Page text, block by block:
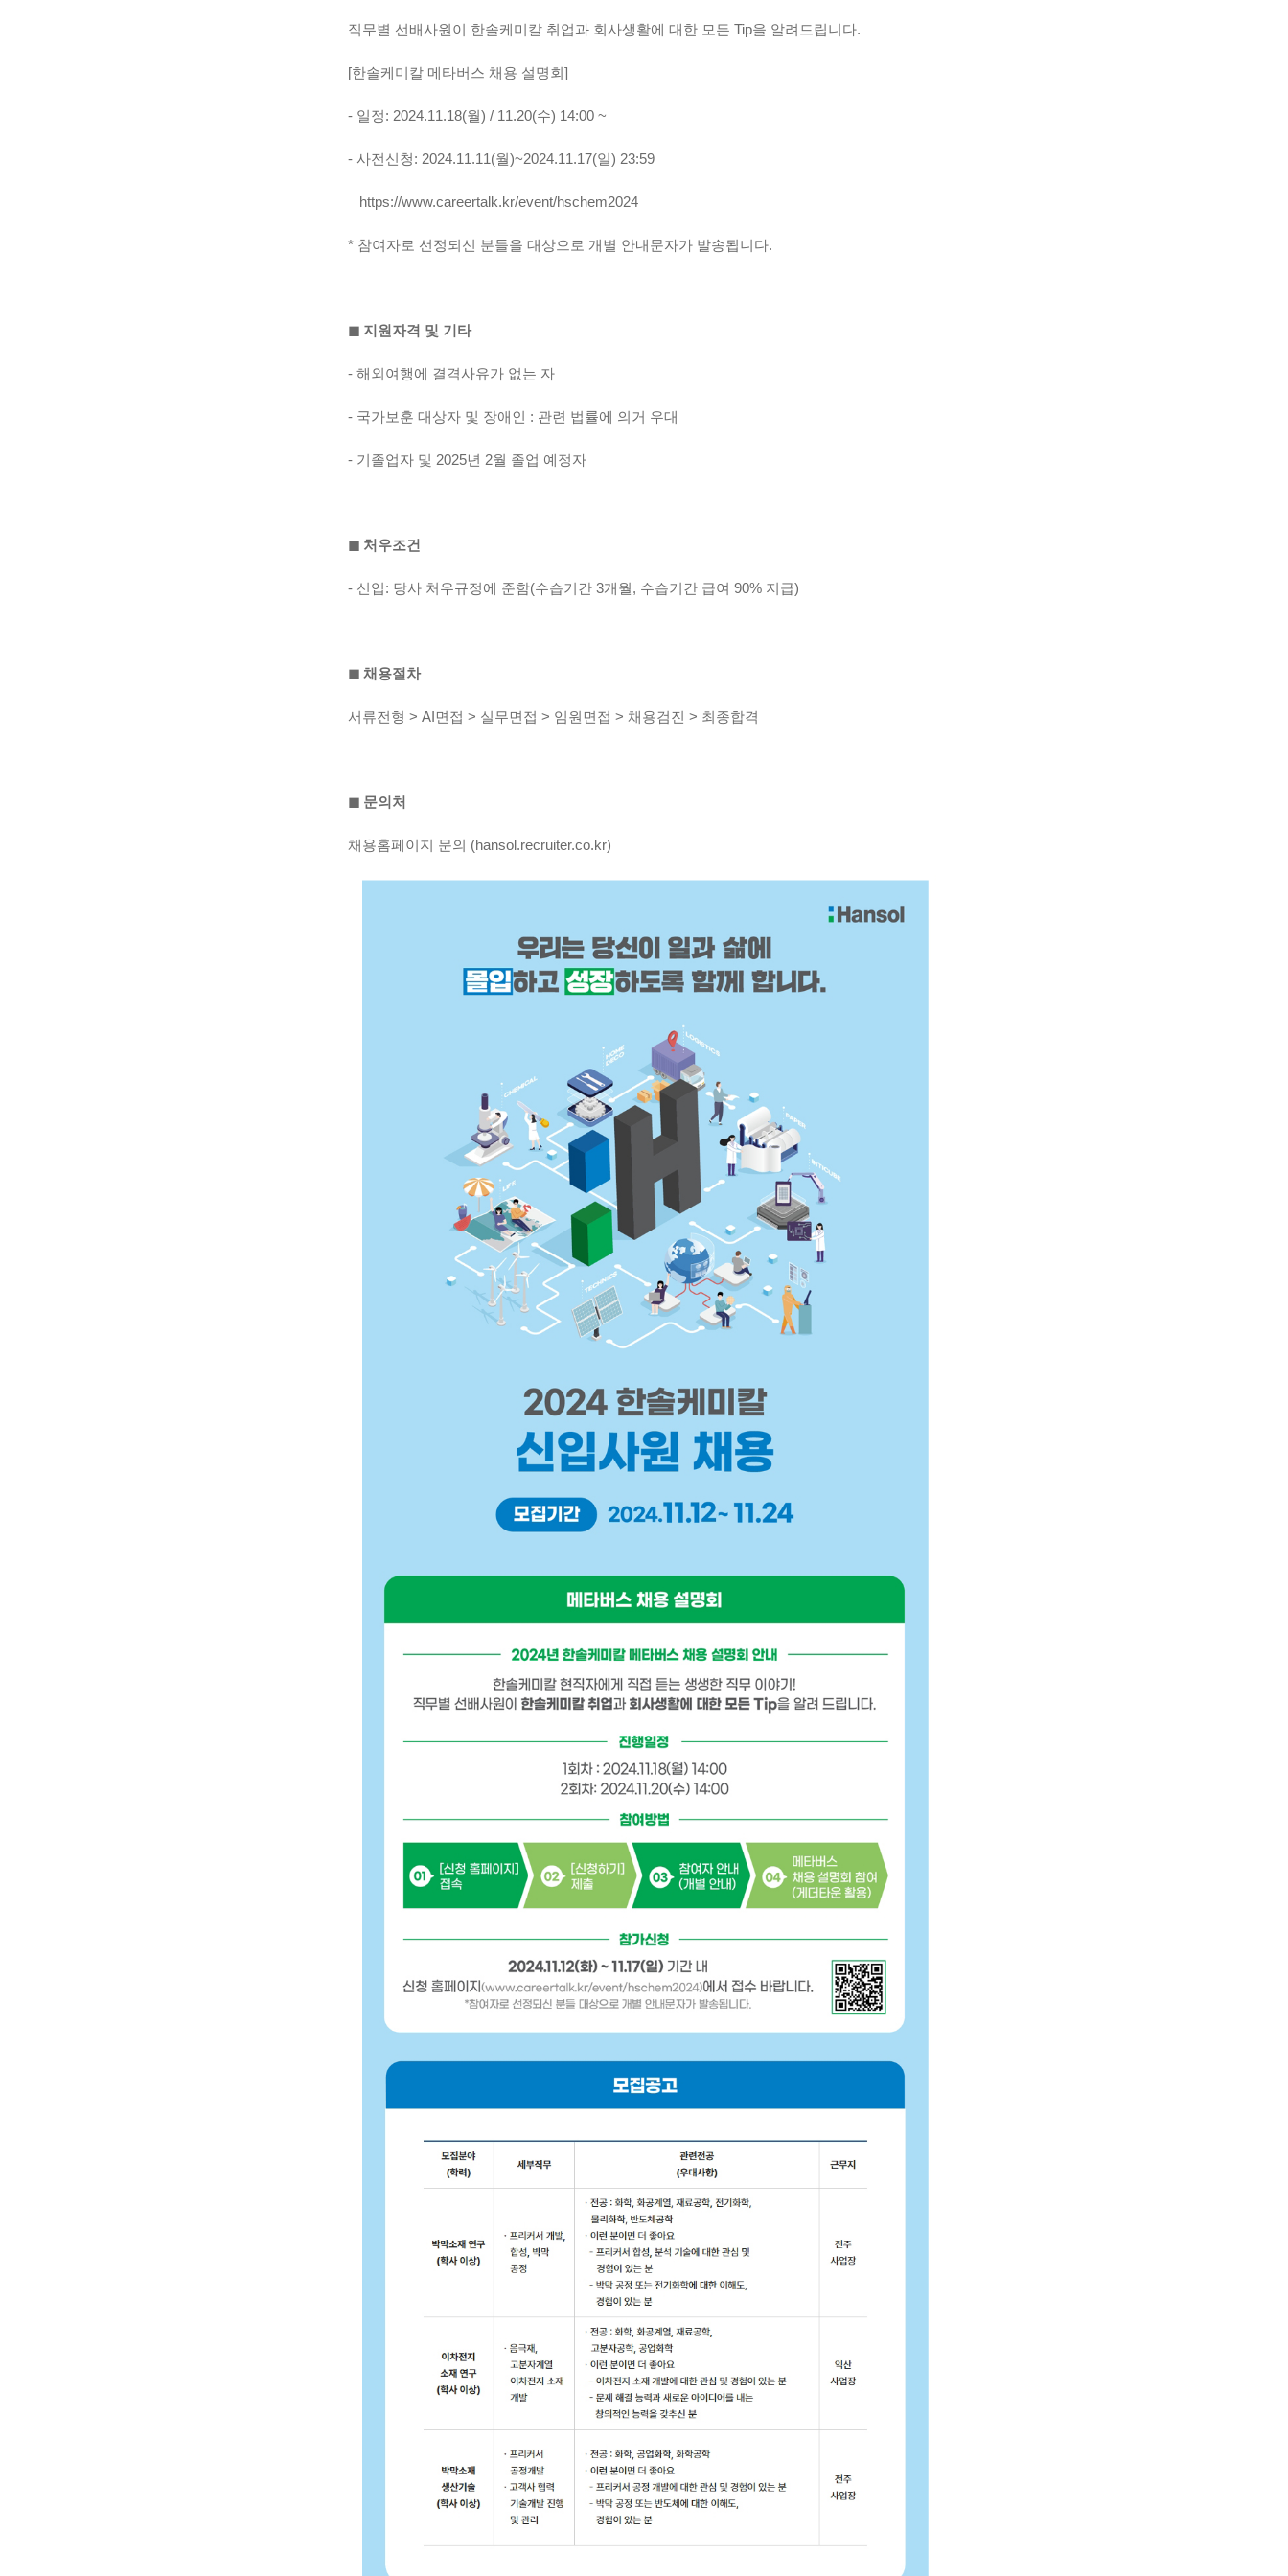
직무별 선배사원이 한솔케미칼 취업과 회사생활에 대한 모든 Tip을 알려드립니다.
[한솔케미칼 메타버스 채용 설명회]
- 일정: 2024.11.18(월) / 11.20(수) 14:00 ~
- 사전신청: 2024.11.11(월)~2024.11.17(일) 23:59
https://www.careertalk.kr/event/hschem2024
* 참여자로 선정되신 분들을 대상으로 개별 안내문자가 발송됩니다.
◼︎ 지원자격 및 기타
- 해외여행에 결격사유가 없는 자
- 국가보훈 대상자 및 장애인 : 관련 법률에 의거 우대
- 기졸업자 및 2025년 2월 졸업 예정자
◼︎ 처우조건
- 신입: 당사 처우규정에 준함(수습기간 3개월, 수습기간 급여 90% 지급)
◼︎ 채용절차
서류전형 > AI면접 > 실무면접 > 임원면접 > 채용검진 > 최종합격
◼︎ 문의처
채용홈페이지 문의 (hansol.recruiter.co.kr)